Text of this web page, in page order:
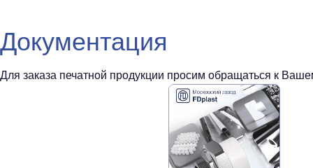
Документация
Для заказа печатной продукции просим обращаться к